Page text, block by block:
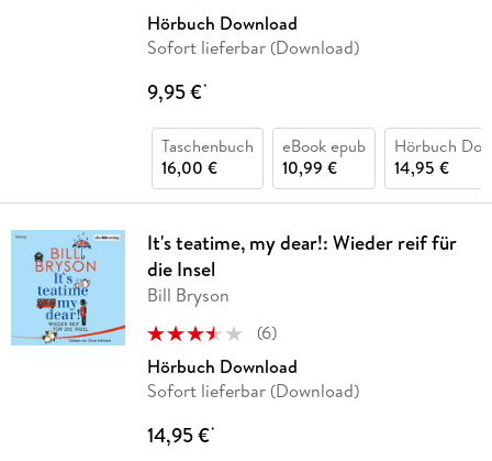
Hörbuch Download
Sofort lieferbar (Download)
9,95 €*
Taschenbuch
16,00 €
eBook epub
10,99 €
Hörbuch
14,95 €
It's teatime, my dear!: Wieder reif für
die Insel
Bill Bryson
(6)
Hörbuch Download
Sofort lieferbar (Download)
14,95 €*